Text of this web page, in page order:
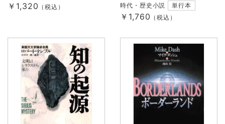
￥1,320 （税込） 時代・歴史小説 単行本
￥1,760 （税込）